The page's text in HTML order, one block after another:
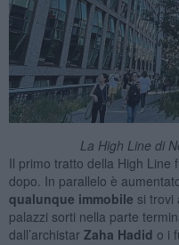
La High Line di
Il primo tratto della High Line
dopo. In parallelo è
qualunque immobile si trovi
palazzi sorti nella parte
dall’archistar Zaha Hadid o i